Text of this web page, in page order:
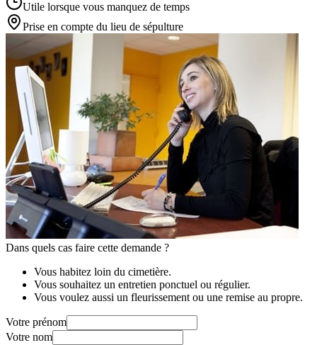
Utile lorsque vous manquez de temps
Prise en compte du lieu de sépulture
Dans quels cas faire cette demande ?
Vous habitez loin du cimetière.
Vous souhaitez un entretien ponctuel ou régulier.
Vous voulez aussi un fleurissement ou une remise au propre.
Votre prénom
Votre nom